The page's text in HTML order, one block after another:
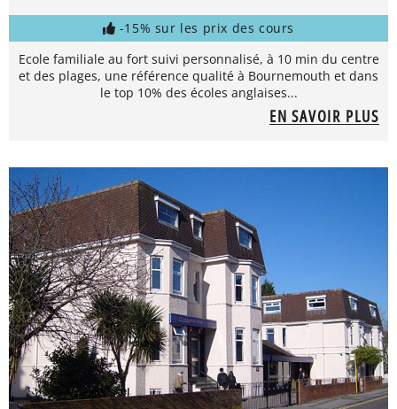
-15% sur les prix des cours
Ecole familiale au fort suivi personnalisé, à 10 min du centre
et des plages, une référence qualité à Bournemouth et dans
le top 10% des écoles anglaises...
EN SAVOIR PLUS